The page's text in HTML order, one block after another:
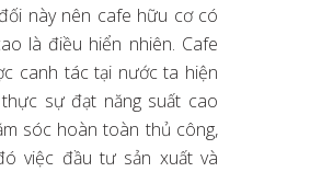
này nên cafe hữu cơ có
là điều hiển nhiên. Cafe
canh tác tại nước ta hiện
sự đạt năng suất cao
sóc hoàn toàn thủ công,
việc đầu tư sản xuất và